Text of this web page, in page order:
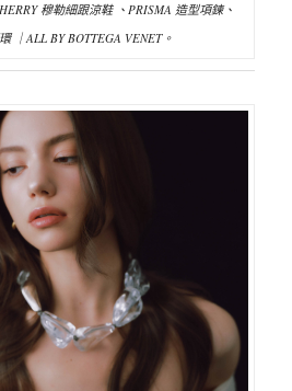
穆勒細跟涼鞋 、PRISMA 造型項鍊、
｜ALL BY BOTTEGA VENET。